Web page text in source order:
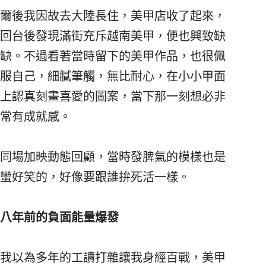
爾後我因故去大陸長住，美甲店收了起來，
回台後發現滿街充斥越南美甲，便也興致缺
缺。不過看著當時留下的美甲作品，也很佩
服自己，細膩筆觸，無比耐心，在小小甲面
上認真刻畫喜愛的圖案，當下那一刻想必非
常有成就感。
同場加映動態回顧，當時發脾氣的模樣也是
蠻好笑的，好像要跟誰拚死活一樣。
八年前的負面能量爆發
我以為多年的工讀打雜讓我身經百戰，美甲